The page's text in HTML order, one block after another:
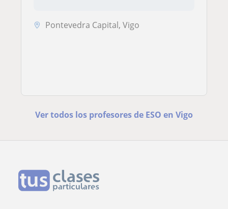
Pontevedra Capital, Vigo
Ver todos los profesores de ESO en Vigo